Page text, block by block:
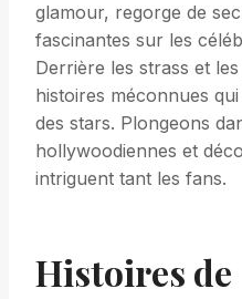
glamour, regorge de
fascinantes sur les
Derrière les strass et
histoires méconnues
des stars. Plongeons
hollywoodiennes et
intriguent tant les fans.
Histoires de